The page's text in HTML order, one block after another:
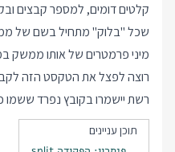
קלטים דומים, למספר קבצים
שכל "בלוק" מתחיל בשם של
מיני פרמטרים של אותו ממשק
רוצה לפצל את הטקסט הזה
רשת יישמרו בקובץ נפרד
תוכן עניינים